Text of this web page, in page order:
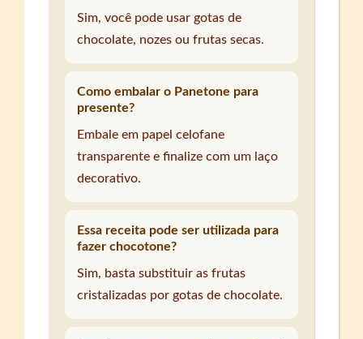
Sim, você pode usar gotas de
chocolate, nozes ou frutas secas.
Como embalar o Panetone para
presente?
Embale em papel celofane
transparente e finalize com um laço
decorativo.
Essa receita pode ser utilizada para
fazer chocotone?
Sim, basta substituir as frutas
cristalizadas por gotas de chocolate.